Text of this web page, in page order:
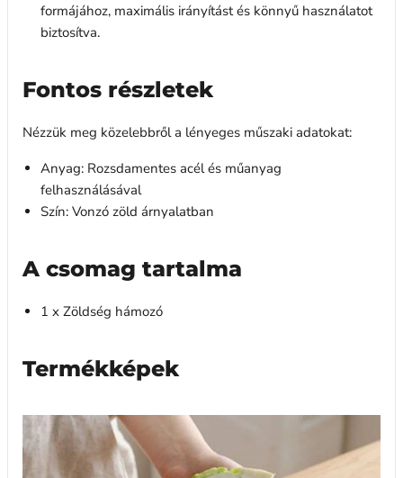
formájához, maximális irányítást és könnyű használatot
biztosítva.
Fontos részletek
Nézzük meg közelebbről a lényeges műszaki adatokat:
Anyag: Rozsdamentes acél és műanyag
felhasználásával
Szín: Vonzó zöld árnyalatban
A csomag tartalma
1 x Zöldség hámozó
Termékképek